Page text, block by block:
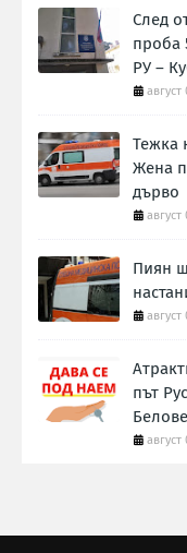
След
проба
РУ –
август
Тежка
Жена
дърво
август
Пиян
август
път
август